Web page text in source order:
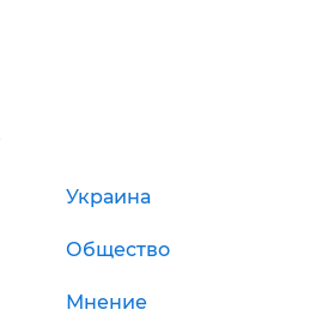
Украина
Общество
Мнение